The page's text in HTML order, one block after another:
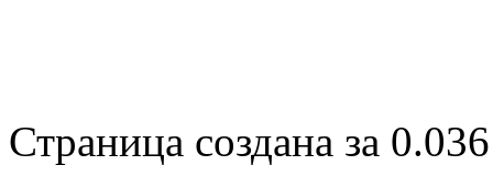
Страница создана за